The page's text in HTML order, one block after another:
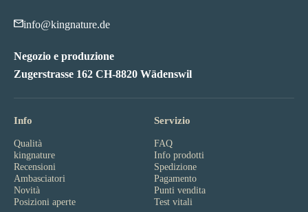
info@kingnature.de
Negozio e produzione
Zugerstrasse 162 CH-8820 Wädenswil
Info
Qualità
kingnature
Recensioni
Ambasciatori
Novità
Posizioni aperte
Servizio
FAQ
Info prodotti
Spedizione
Pagamento
Punti vendita
Test vitali